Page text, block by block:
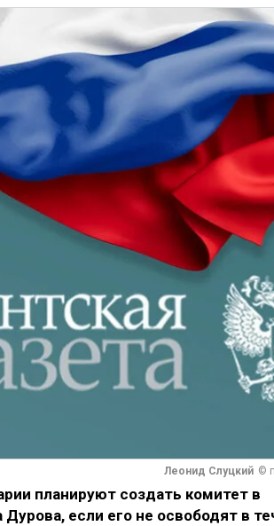
Леонид Слуцкий ©
планируют создать комитет в
если его не освободят в